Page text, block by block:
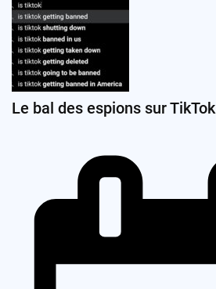
Le bal des espions sur TikTok